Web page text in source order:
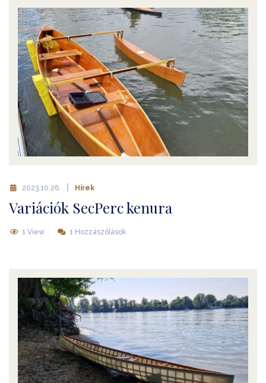
2023.10.26. Hírek
Variációk SecPerc kenura
1 View 1 Hozzászólások